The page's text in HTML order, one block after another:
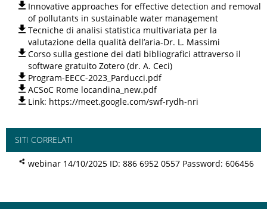
Innovative approaches for effective detection and removal
of pollutants in sustainable water management
Tecniche di analisi statistica multivariata per la
valutazione della qualità dell’aria-Dr. L. Massimi
Corso sulla gestione dei dati bibliografici attraverso il
software gratuito Zotero (dr. A. Ceci)
Program-EECC-2023_Parducci.pdf
ACSoC Rome locandina_new.pdf
Link: https://meet.google.com/swf-rydh-nri
SITI CORRELATI
webinar 14/10/2025 ID: 886 6952 0557 Password: 606456